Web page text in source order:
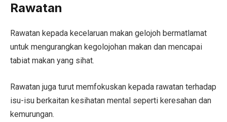
Rawatan
Rawatan kepada kecelaruan makan gelojoh bermatlamat
untuk mengurangkan kegolojohan makan dan mencapai
tabiat makan yang sihat.
Rawatan juga turut memfokuskan kepada rawatan terhadap
isu-isu berkaitan kesihatan mental seperti keresahan dan
kemurungan.